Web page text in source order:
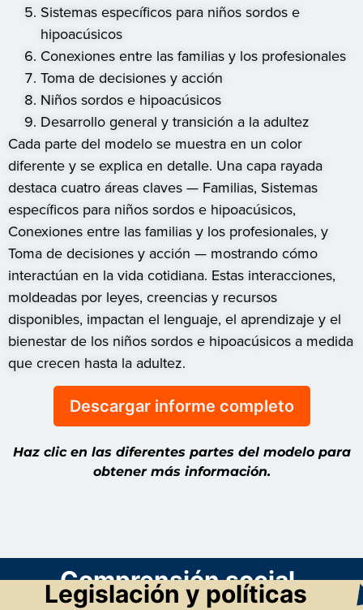
Sistemas específicos para niños sordos e
hipoacúsicos
Conexiones entre las familias y los profesionales
Toma de decisiones y acción
Niños sordos e hipoacúsicos
Desarrollo general y transición a la adultez
Cada parte del modelo se muestra en un color
diferente y se explica en detalle. Una capa rayada
destaca cuatro áreas claves — Familias, Sistemas
específicos para niños sordos e hipoacúsicos,
Conexiones entre las familias y los profesionales, y
Toma de decisiones y acción — mostrando cómo
interactúan en la vida cotidiana. Estas interacciones,
moldeadas por leyes, creencias y recursos
disponibles, impactan el lenguaje, el aprendizaje y el
bienestar de los niños sordos e hipoacúsicos a medida
que crecen hasta la adultez.
Descargar informe completo
Haz clic en las diferentes partes del modelo para
obtener más información.
Comprensión social
Legislación y políticas